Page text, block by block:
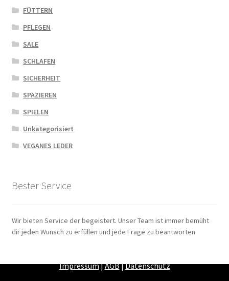
FÜTTERN
PFLEGEN
SALE
SCHLAFEN
SICHERHEIT
SPAZIEREN
SPIELEN
Unkategorisiert
VEGANES LEDER
Bester Service
Wir bieten Service der begeistert. Unser Team ist immer bemüht
dir jeden Wunsch zu erfüllen und jede Frage zu beantworten
Impressum|AGB|Datenschutz